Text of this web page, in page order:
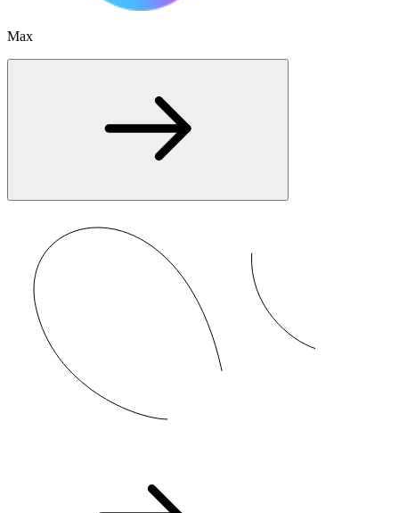
Max